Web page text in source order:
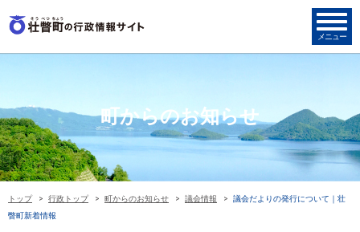
町からのお知らせ
トップ 行政トップ 町からのお知らせ 議会情報
議会だよりの発行について｜壮
瞥町新着情報